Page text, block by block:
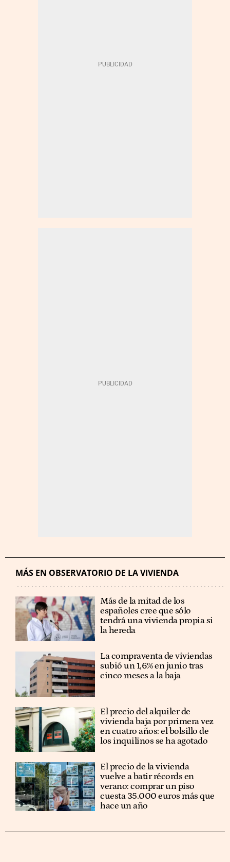
MÁS EN OBSERVATORIO DE LA VIVIENDA
Más de la mitad de los
españoles cree que sólo
tendrá una vivienda propia si
la hereda
La compraventa de viviendas
subió un 1,6% en junio tras
cinco meses a la baja
El precio del alquiler de
vivienda baja por primera vez
en cuatro años: el bolsillo de
los inquilinos se ha agotado
El precio de la vivienda
vuelve a batir récords en
verano: comprar un piso
cuesta 35.000 euros más que
hace un año